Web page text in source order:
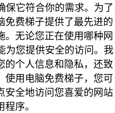
保它符合你的需求。为了
免费梯子提供了最先进的
。无论您正在使用哪种网
为您提供安全的访问。我
的个人信息和隐私，还致
使用电脑免费梯子，您可
安全地访问您喜爱的网站
序。